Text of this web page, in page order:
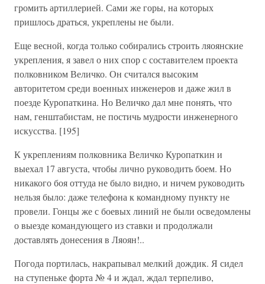
громить артиллерией. Сами же горы, на которых
пришлось драться, укреплены не были.
Еще весной, когда только собирались строить ляоянские
укрепления, я завел о них спор с составителем проекта
полковником Величко. Он считался высоким
авторитетом среди военных инженеров и даже жил в
поезде Куропаткина. Но Величко дал мне понять, что
нам, генштабистам, не постичь мудрости инженерного
искусства. [195]
К укреплениям полковника Величко Куропаткин и
выехал 17 августа, чтобы лично руководить боем. Но
никакого боя оттуда не было видно, и ничем руководить
нельзя было: даже телефона к командному пункту не
провели. Гонцы же с боевых линий не были осведомлены
о выезде командующего из ставки и продолжали
доставлять донесения в Ляоян!..
Погода портилась, накрапывал мелкий дождик. Я сидел
на ступеньке форта № 4 и ждал, ждал терпеливо,